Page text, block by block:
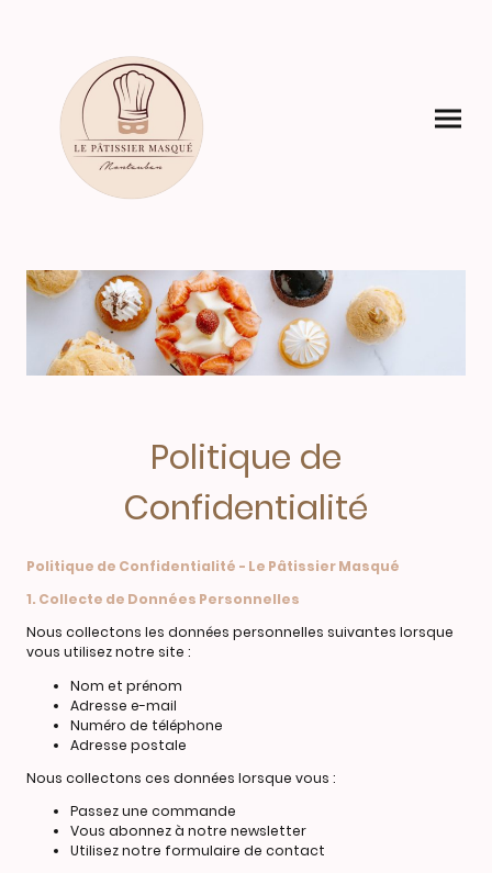
Politique de
Confidentialité
Politique de Confidentialité - Le Pâtissier Masqué
1. Collecte de Données Personnelles
Nous collectons les données personnelles suivantes lorsque
vous utilisez notre site :
Nom et prénom
Adresse e-mail
Numéro de téléphone
Adresse postale
Nous collectons ces données lorsque vous :
Passez une commande
Vous abonnez à notre newsletter
Utilisez notre formulaire de contact